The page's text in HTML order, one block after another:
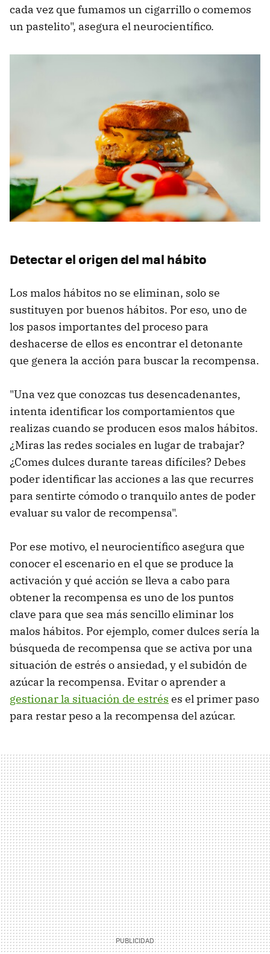
cada vez que fumamos un cigarrillo o comemos
un pastelito", asegura el neurocientífico.
Detectar el origen del mal hábito
Los malos hábitos no se eliminan, solo se
sustituyen por buenos hábitos. Por eso, uno de
los pasos importantes del proceso para
deshacerse de ellos es encontrar el detonante
que genera la acción para buscar la recompensa.
"Una vez que conozcas tus desencadenantes,
intenta identificar los comportamientos que
realizas cuando se producen esos malos hábitos.
¿Miras las redes sociales en lugar de trabajar?
¿Comes dulces durante tareas difíciles? Debes
poder identificar las acciones a las que recurres
para sentirte cómodo o tranquilo antes de poder
evaluar su valor de recompensa".
Por ese motivo, el neurocientífico asegura que
conocer el escenario en el que se produce la
activación y qué acción se lleva a cabo para
obtener la recompensa es uno de los puntos
clave para que sea más sencillo eliminar los
malos hábitos. Por ejemplo, comer dulces sería la
búsqueda de recompensa que se activa por una
situación de estrés o ansiedad, y el subidón de
azúcar la recompensa. Evitar o aprender a
gestionar la situación de estrés es el primer paso
para restar peso a la recompensa del azúcar.